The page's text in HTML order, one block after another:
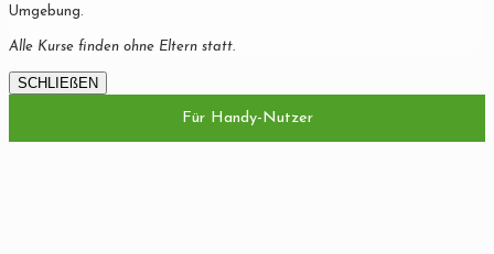
Umgebung.
Alle Kurse finden ohne Eltern statt.
SCHLIEßEN
Für Handy-Nutzer